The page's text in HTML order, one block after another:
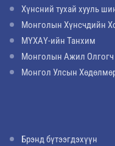
Хүнсний тухай хууль
Монголын Хүнсчдийн
МҮХАҮ-ийн Танхим
Монголын Ажил
Монгол Улсын
Брэнд бүтээгдэхүүн